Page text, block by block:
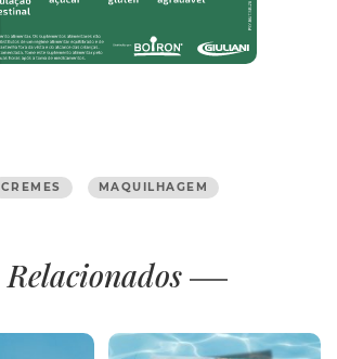
CREMES
MAQUILHAGEM
Relacionados